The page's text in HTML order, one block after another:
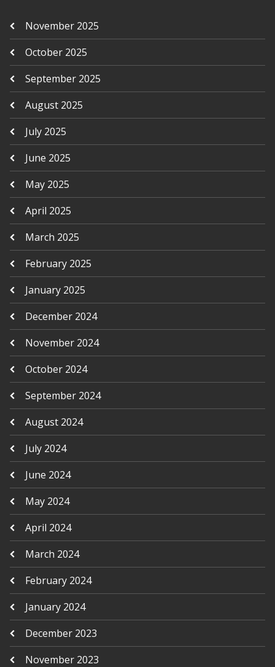
November 2025
October 2025
September 2025
August 2025
July 2025
June 2025
May 2025
April 2025
March 2025
February 2025
January 2025
December 2024
November 2024
October 2024
September 2024
August 2024
July 2024
June 2024
May 2024
April 2024
March 2024
February 2024
January 2024
December 2023
November 2023